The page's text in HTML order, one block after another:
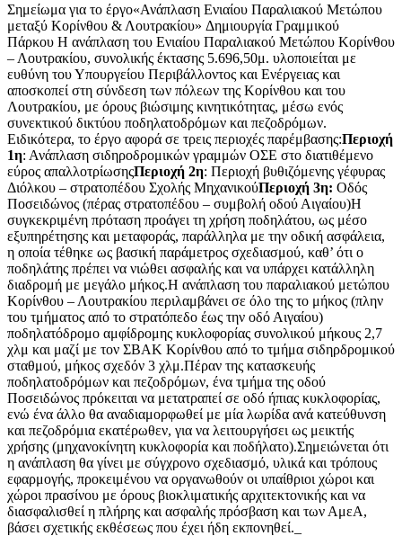
Σημείωμα για το έργο«Ανάπλαση Ενιαίου Παραλιακού Μετώπου
μεταξύ Κορίνθου & Λουτρακίου» Δημιουργία Γραμμικού
Πάρκου Η ανάπλαση του Ενιαίου Παραλιακού Μετώπου Κορίνθου
– Λουτρακίου, συνολικής έκτασης 5.696,50μ. υλοποιείται με
ευθύνη του Υπουργείου Περιβάλλοντος και Ενέργειας και
αποσκοπεί στη σύνδεση των πόλεων της Κορίνθου και του
Λουτρακίου, με όρους βιώσιμης κινητικότητας, μέσω ενός
συνεκτικού δικτύου ποδηλατοδρόμων και πεζοδρόμων.
Ειδικότερα, το έργο αφορά σε τρεις περιοχές παρέμβασης:Περιοχή
1η: Ανάπλαση σιδηροδρομικών γραμμών ΟΣΕ στο διατιθέμενο
εύρος απαλλοτρίωσηςΠεριοχή 2η: Περιοχή βυθιζόμενης γέφυρας
Διόλκου – στρατοπέδου Σχολής ΜηχανικούΠεριοχή 3η: Οδός
Ποσειδώνος (πέρας στρατοπέδου – συμβολή οδού Αιγαίου)Η
συγκεκριμένη πρόταση προάγει τη χρήση ποδηλάτου, ως μέσο
εξυπηρέτησης και μεταφοράς, παράλληλα με την οδική ασφάλεια,
η οποία τέθηκε ως βασική παράμετρος σχεδιασμού, καθ’ ότι ο
ποδηλάτης πρέπει να νιώθει ασφαλής και να υπάρχει κατάλληλη
διαδρομή με μεγάλο μήκος.Η ανάπλαση του παραλιακού μετώπου
Κορίνθου – Λουτρακίου περιλαμβάνει σε όλο της το μήκος (πλην
του τμήματος από το στρατόπεδο έως την οδό Αιγαίου)
ποδηλατόδρομο αμφίδρομης κυκλοφορίας συνολικού μήκους 2,7
χλμ και μαζί με τον ΣΒΑΚ Κορίνθου από το τμήμα σιδηρδρομικού
σταθμού, μήκος σχεδόν 3 χλμ.Πέραν της κατασκευής
ποδηλατοδρόμων και πεζοδρόμων, ένα τμήμα της οδού
Ποσειδώνος πρόκειται να μετατραπεί σε οδό ήπιας κυκλοφορίας,
ενώ ένα άλλο θα αναδιαμορφωθεί με μία λωρίδα ανά κατεύθυνση
και πεζοδρόμια εκατέρωθεν, για να λειτουργήσει ως μεικτής
χρήσης (μηχανοκίνητη κυκλοφορία και ποδήλατο).Σημειώνεται ότι
η ανάπλαση θα γίνει με σύγχρονο σχεδιασμό, υλικά και τρόπους
εφαρμογής, προκειμένου να οργανωθούν οι υπαίθριοι χώροι και
χώροι πρασίνου με όρους βιοκλιματικής αρχιτεκτονικής και να
διασφαλισθεί η πλήρης και ασφαλής πρόσβαση και των ΑμεΑ,
βάσει σχετικής εκθέσεως που έχει ήδη εκπονηθεί._